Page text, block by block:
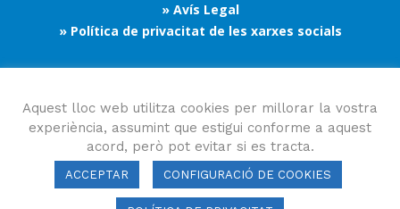
» Avís Legal
» Política de privacitat de les xarxes socials
Segueix-nos
Aquest lloc web utilitza cookies per millorar la vostra
experiència, assumint que estigui conforme a aquest
acord, però pot evitar si es tracta.
ACCEPTAR CONFIGURACIÓ DE COOKIES